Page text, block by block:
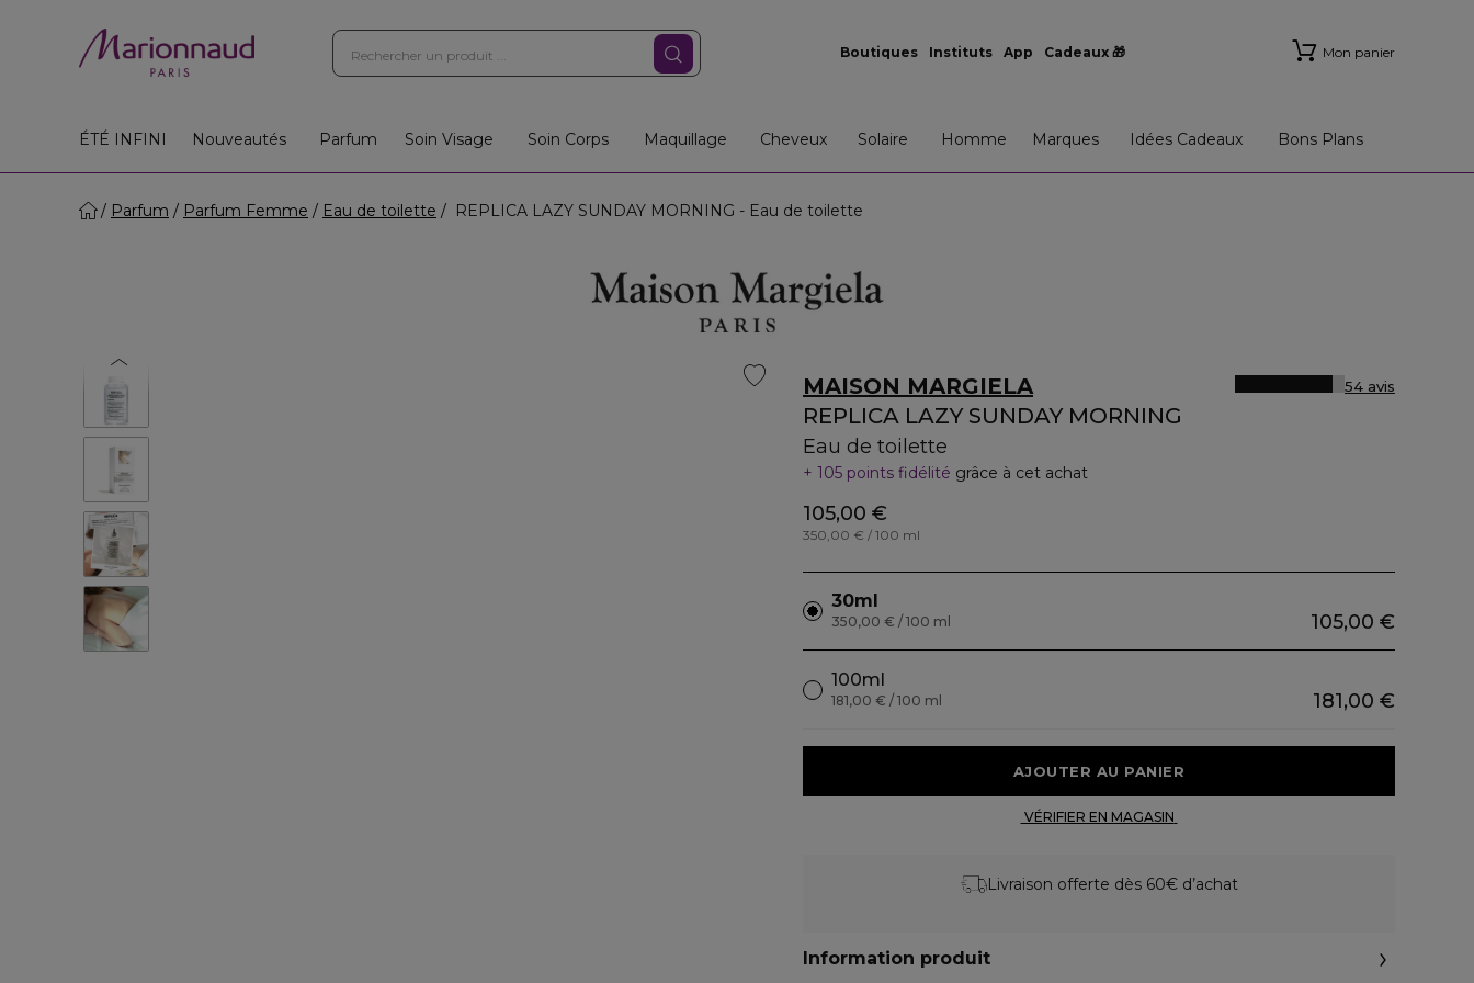
Boutiques Instituts App Cadeaux 🎁 Mon panier
ÉTÉ INFINI Nouveautés Parfum Soin Visage Soin Corps Maquillage Cheveux Solaire Homme Marques Idées Cadeaux Bons Plans
Parfum Parfum Femme Eau de toilette REPLICA LAZY SUNDAY MORNING - Eau de toilette
MAISON MARGIELA
REPLICA LAZY SUNDAY MORNING
Eau de toilette
54 avis
105 points fidélité grâce à cet achat
105,00 €
350,00 € / 100 ml
30ml
105,00 €
350,00 € / 100 ml
100ml
181,00 €
181,00 € / 100 ml
Livraison offerte dès 60€ d’achat
Information produit